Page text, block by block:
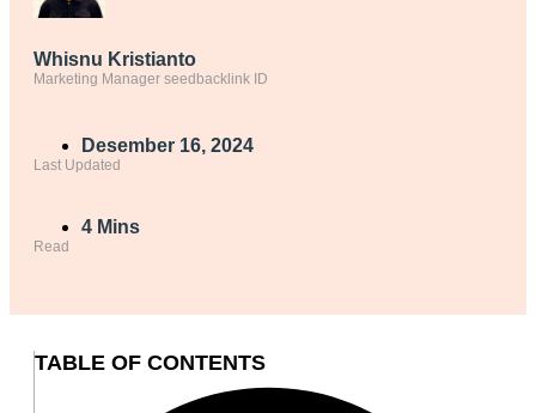
Whisnu Kristianto
Marketing Manager seedbacklink ID
Desember 16, 2024
Last Updated
4 Mins
Read
TABLE OF CONTENTS